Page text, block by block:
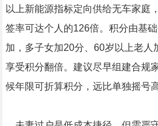
以上新能源指标定向供给无车家庭
签率可达个人的126倍。积分由基
加，多子女加20分、60岁以上老人
享受积分翻倍。建议尽早组建合规
候年限可折算积分，远比单独摇号高